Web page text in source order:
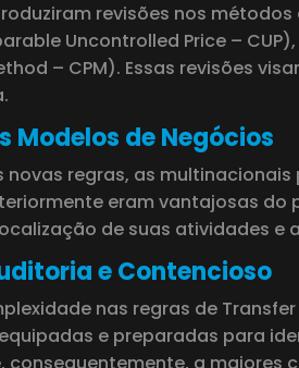
revisões nos
Uncontrolled Price –
– CPM). Essas revisões
Modelos de Negócios
regras, as
eram vantajosas
de suas atividades
e Contencioso
nas regras de
e preparadas para